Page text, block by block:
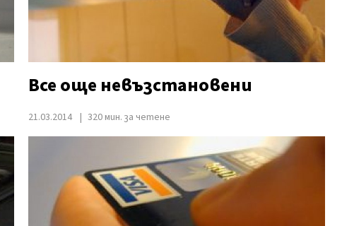
Все още невъзстановени
21.03.2014 320 мин. за четене